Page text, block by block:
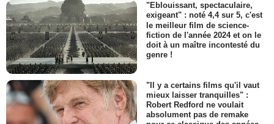
"Eblouissant, spectaculaire,
exigeant" : noté 4,4 sur 5, c'est
le meilleur film de science-
fiction de l'année 2024 et on le
doit à un maître incontesté du
genre !
"Il y a certains films qu'il vaut
mieux laisser tranquilles" :
Robert Redford ne voulait
absolument pas de remake